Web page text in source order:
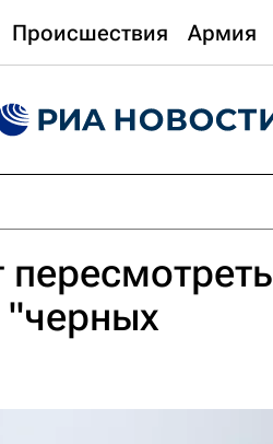
Происшествия Армия
"черных